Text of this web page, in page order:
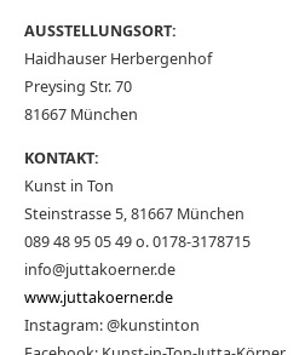
AUSSTELLUNGSORT:
Haidhauser Herbergenhof
Preysing Str. 70
81667 München
KONTAKT:
Kunst in Ton
Steinstrasse 5, 81667 München
089 48 95 05 49 o. 0178-3178715
info@juttakoerner.de
www.juttakoerner.de
Instagram: @kunstinton